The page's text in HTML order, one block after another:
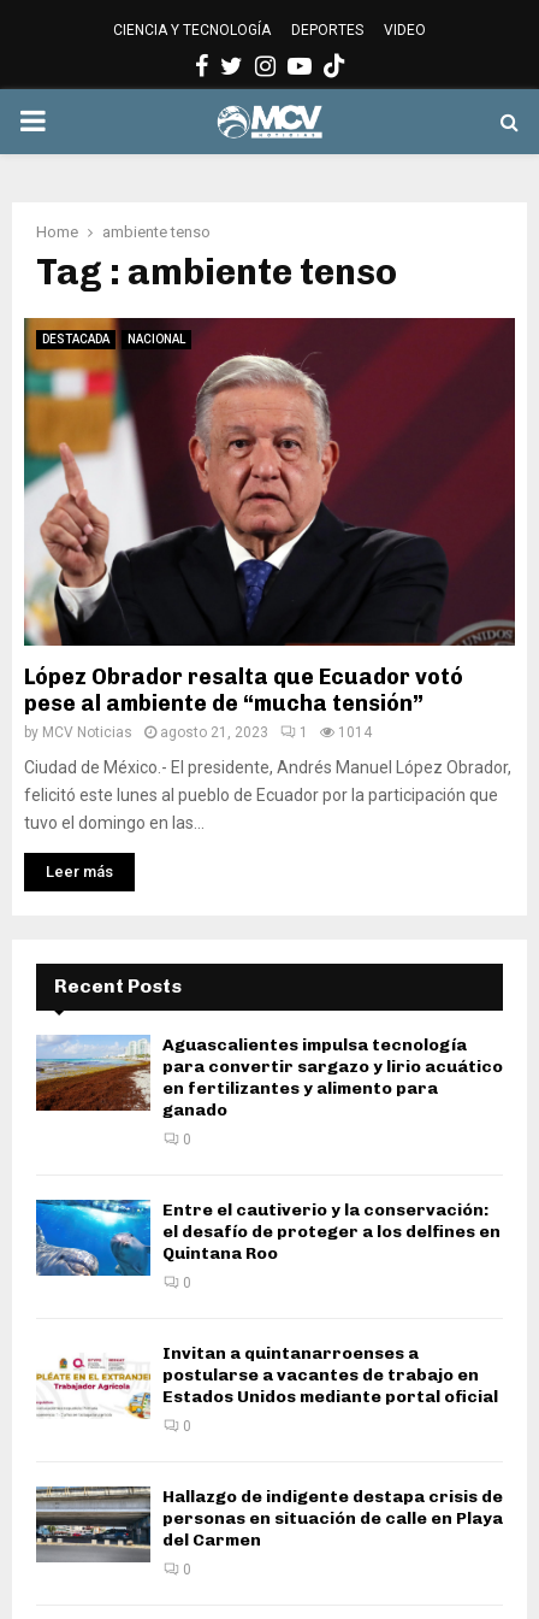
CIENCIA Y TECNOLOGÍA DEPORTES VIDEO
Facebook
Twitter
Instagram
Youtube
PRIMARY
Home ambiente tenso
Tag : ambiente tenso
DESTACADA NACIONAL
López Obrador resalta que Ecuador votó
pese al ambiente de “mucha tensión”
by MCV Noticias agosto 21, 2023 1 1014
Ciudad de México.- El presidente, Andrés Manuel López Obrador,
felicitó este lunes al pueblo de Ecuador por la participación que
tuvo el domingo en las...
Leer más
Recent Posts
Aguascalientes impulsa tecnología
para convertir sargazo y lirio acuático
en fertilizantes y alimento para
ganado
0
Entre el cautiverio y la conservación:
el desafío de proteger a los delfines en
Quintana Roo
0
Invitan a quintanarroenses a
postularse a vacantes de trabajo en
Estados Unidos mediante portal oficial
0
Hallazgo de indigente destapa crisis de
personas en situación de calle en Playa
del Carmen
0